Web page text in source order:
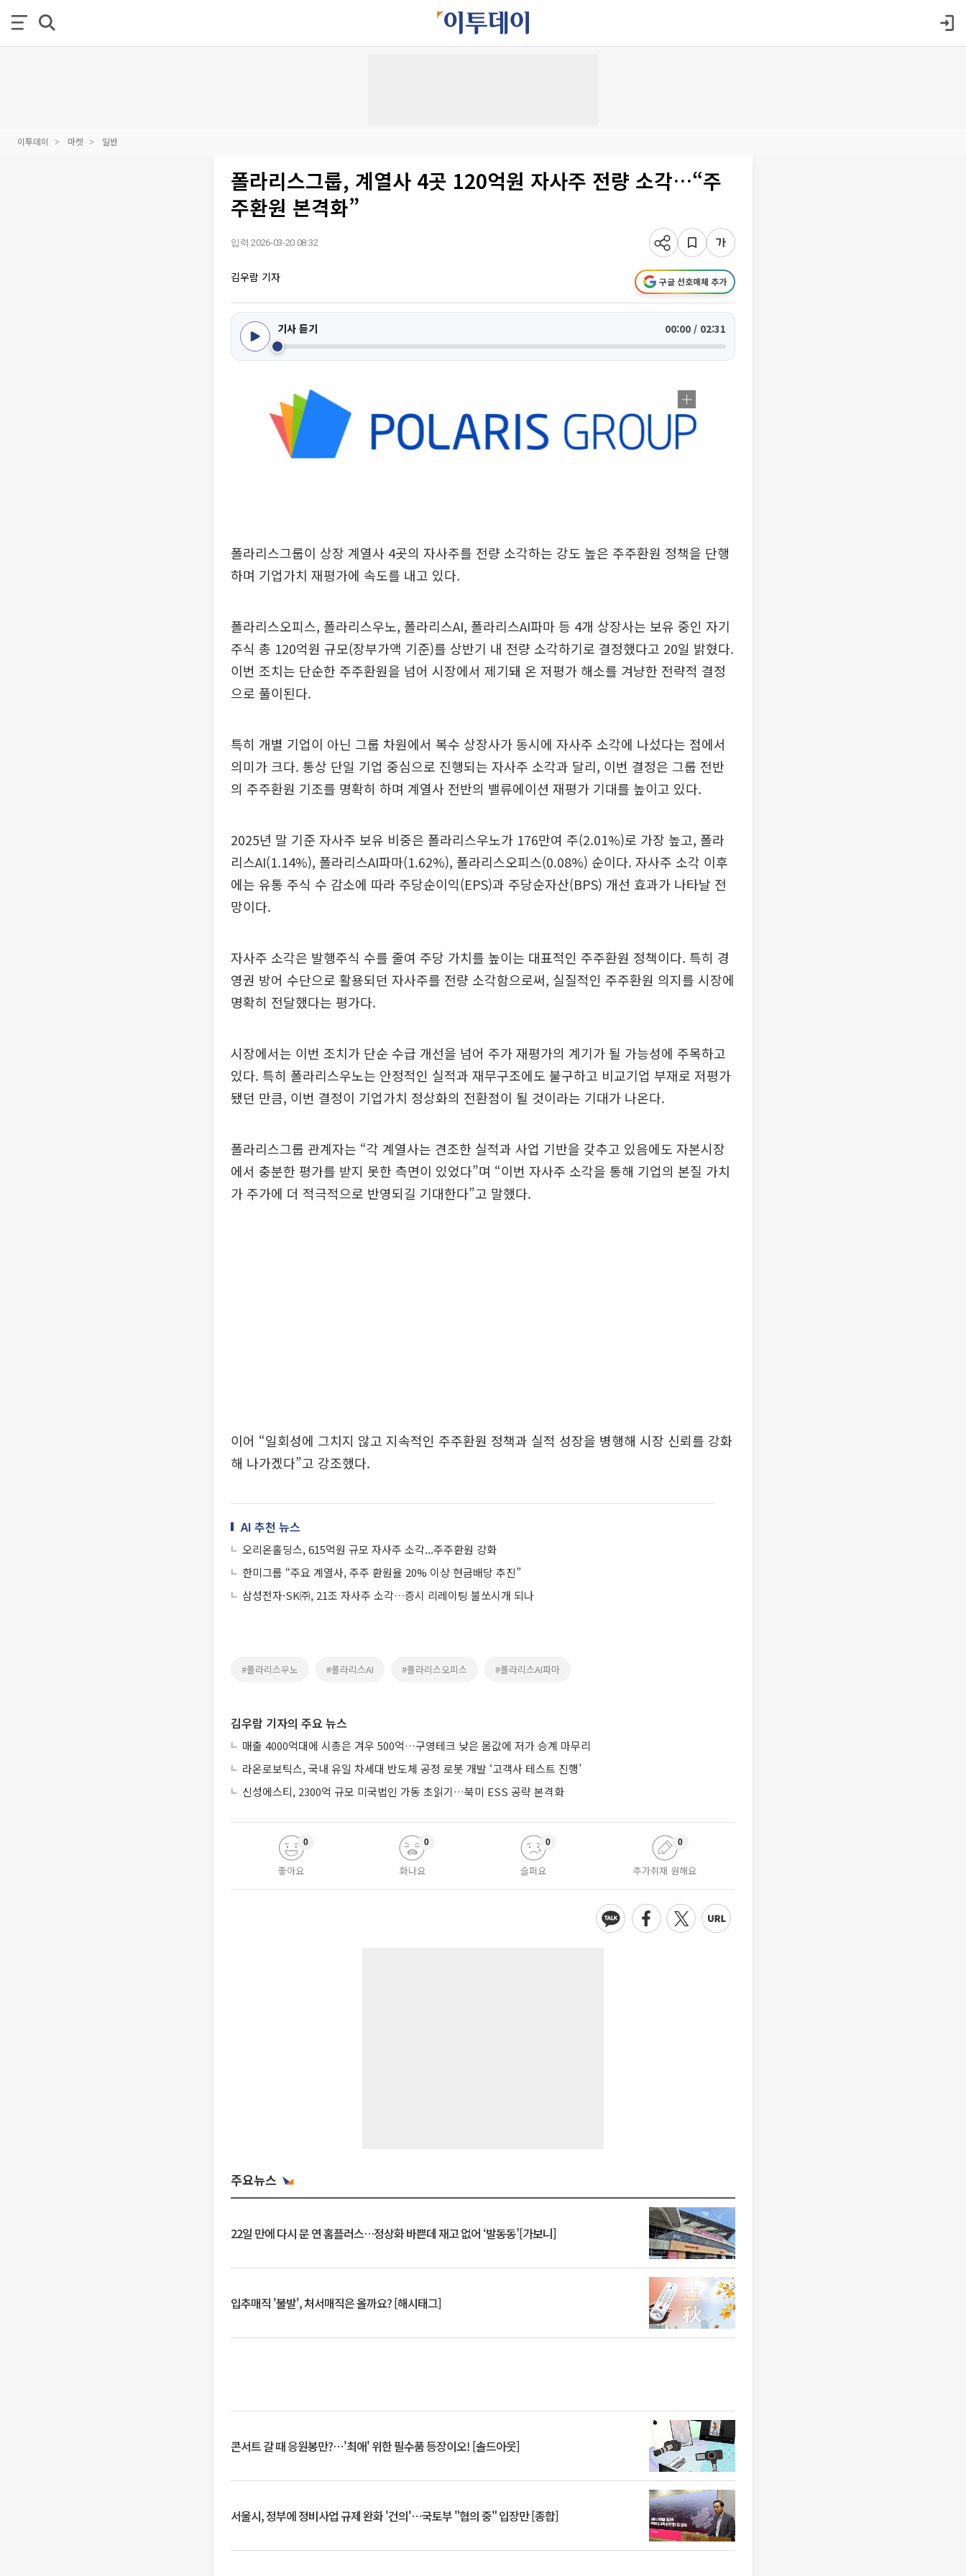
이투데이 마켓 일반
폴라리스그룹, 계열사 4곳 120억원 자사주 전량 소각…“주
주환원 본격화”
입력 2026-03-20 08:32
김우람 기자 구글 선호매체 추가
기사 듣기 00:00 / 02:31
폴라리스그룹이 상장 계열사 4곳의 자사주를 전량 소각하는 강도 높은 주주환원 정책을 단행
하며 기업가치 재평가에 속도를 내고 있다.
폴라리스오피스, 폴라리스우노, 폴라리스AI, 폴라리스AI파마 등 4개 상장사는 보유 중인 자기
주식 총 120억원 규모(장부가액 기준)를 상반기 내 전량 소각하기로 결정했다고 20일 밝혔다.
이번 조치는 단순한 주주환원을 넘어 시장에서 제기돼 온 저평가 해소를 겨냥한 전략적 결정
으로 풀이된다.
특히 개별 기업이 아닌 그룹 차원에서 복수 상장사가 동시에 자사주 소각에 나섰다는 점에서
의미가 크다. 통상 단일 기업 중심으로 진행되는 자사주 소각과 달리, 이번 결정은 그룹 전반
의 주주환원 기조를 명확히 하며 계열사 전반의 밸류에이션 재평가 기대를 높이고 있다.
2025년 말 기준 자사주 보유 비중은 폴라리스우노가 176만여 주(2.01%)로 가장 높고, 폴라
리스AI(1.14%), 폴라리스AI파마(1.62%), 폴라리스오피스(0.08%) 순이다. 자사주 소각 이후
에는 유통 주식 수 감소에 따라 주당순이익(EPS)과 주당순자산(BPS) 개선 효과가 나타날 전
망이다.
자사주 소각은 발행주식 수를 줄여 주당 가치를 높이는 대표적인 주주환원 정책이다. 특히 경
영권 방어 수단으로 활용되던 자사주를 전량 소각함으로써, 실질적인 주주환원 의지를 시장에
명확히 전달했다는 평가다.
시장에서는 이번 조치가 단순 수급 개선을 넘어 주가 재평가의 계기가 될 가능성에 주목하고
있다. 특히 폴라리스우노는 안정적인 실적과 재무구조에도 불구하고 비교기업 부재로 저평가
됐던 만큼, 이번 결정이 기업가치 정상화의 전환점이 될 것이라는 기대가 나온다.
폴라리스그룹 관계자는 “각 계열사는 견조한 실적과 사업 기반을 갖추고 있음에도 자본시장
에서 충분한 평가를 받지 못한 측면이 있었다”며 “이번 자사주 소각을 통해 기업의 본질 가치
가 주가에 더 적극적으로 반영되길 기대한다”고 말했다.
이어 “일회성에 그치지 않고 지속적인 주주환원 정책과 실적 성장을 병행해 시장 신뢰를 강화
해 나가겠다”고 강조했다.
AI 추천 뉴스
오리온홀딩스, 615억원 규모 자사주 소각...주주환원 강화
한미그룹 “주요 계열사, 주주 환원율 20% 이상 현금배당 추진”
삼성전자·SK㈜, 21조 자사주 소각…증시 리레이팅 불쏘시개 되나
#폴라리스우노 #폴라리스AI #폴라리스오피스 #폴라리스AI파마
김우람 기자의 주요 뉴스
매출 4000억대에 시총은 겨우 500억…구영테크 낮은 몸값에 저가 승계 마무리
라온로보틱스, 국내 유일 차세대 반도체 공정 로봇 개발 ‘고객사 테스트 진행’
신성에스티, 2300억 규모 미국법인 가동 초읽기…북미 ESS 공략 본격화
좋아요
0
화나요
0
슬퍼요
0
추가취재 원해요
0
주요뉴스
22일 만에 다시 문 연 홈플러스…정상화 바쁜데 재고 없어 ‘발동동’[가보니]
입추매직 '불발', 처서매직은 올까요? [해시태그]
콘서트 갈 때 응원봉만?⋯'최애' 위한 필수품 등장이오! [솔드아웃]
서울시, 정부에 정비사업 규제 완화 '건의'⋯국토부 "협의 중" 입장만 [종합]